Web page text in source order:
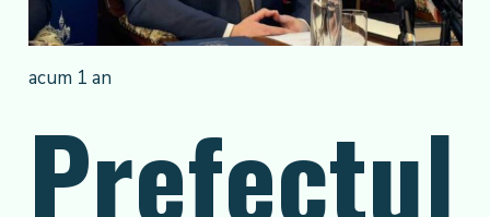
acum 1 an
Prefectul